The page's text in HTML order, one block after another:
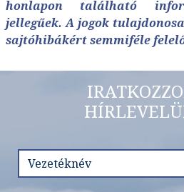
honlapon található
jellegűek. A jogok
sajtóhibákért semmiféle